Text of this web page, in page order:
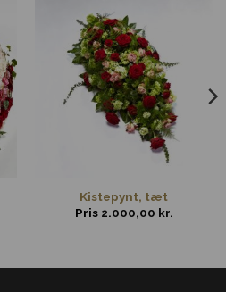
Kistepynt, tæt
Pris 2.000,00 kr.